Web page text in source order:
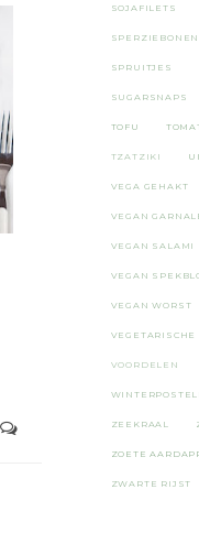
SOJAFILETS
SPERZIEBONEN
SPRUITJES
SUGARSNAPS
TOFU
TZATZIKI
VEGA GEHAKT
VEGAN
VEGAN SALAMI
VEGAN
VEGAN WORST
VEGETARISCHE
VOORDELEN
ZEEKRAAL
ZOETE
ZWARTE RIJST